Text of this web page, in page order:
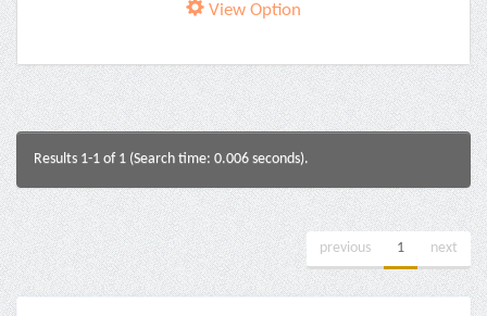
View Option
Results 1-1 of 1 (Search time: 0.006 seconds).
previous 1 next